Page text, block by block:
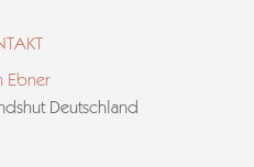
Ebner
Deutschland